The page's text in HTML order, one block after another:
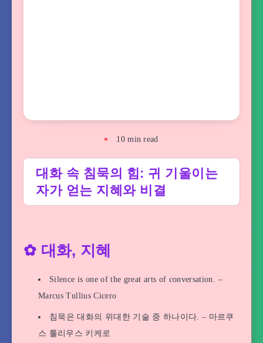
10min read
대화 속 침묵의 힘: 귀 기울이는
자가 얻는 지혜와 비결
✿ 대화, 지혜
Silence is one of the great arts of conversation. –
Marcus Tullius Cicero
침묵은 대화의 위대한 기술 중 하나이다. – 마르쿠
스 툴리우스 키케로